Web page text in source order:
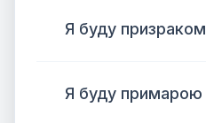
Я буду призраком
Я буду примарою